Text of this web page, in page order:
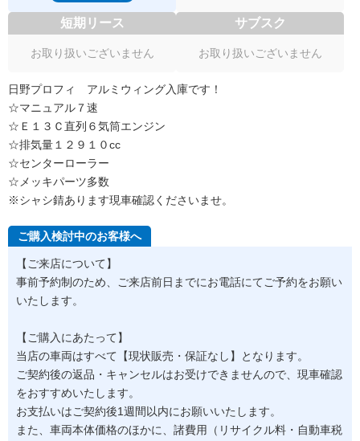
短期リース
お取り扱いございません
サブスク
お取り扱いございません
日野プロフィ アルミウィング入庫です！
☆マニュアル７速
☆Ｅ１３Ｃ直列６気筒エンジン
☆排気量１２９１０cc
☆センターローラー
☆メッキパーツ多数
※シャシ錆あります現車確認くださいませ。
ご購入検討中のお客様へ
【ご来店について】
事前予約制のため、ご来店前日までにお電話にてご予約をお願い
いたします。
【ご購入にあたって】
当店の車両はすべて【現状販売・保証なし】となります。
ご契約後の返品・キャンセルはお受けできませんので、現車確認
をおすすめいたします。
お支払いはご契約後1週間以内にお願いいたします。
また、車両本体価格のほかに、諸費用（リサイクル料・自動車税